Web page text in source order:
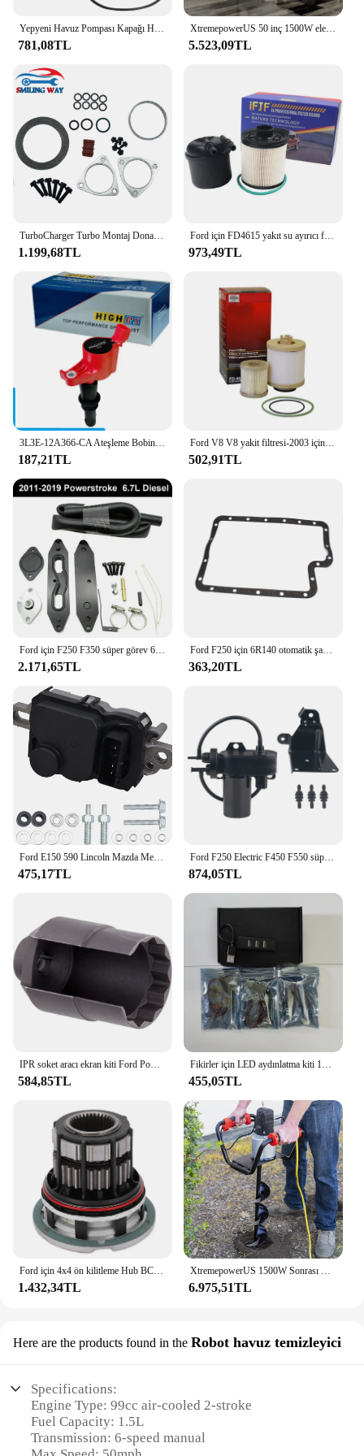
Yepyeni Havuz Pompası Kapağı Havuz Pompası Kapağı Yer Üstü Yüksek Kaliteli Malzeme Splapool Pureline Değiştirme İçin Kullanımı Pratik
781,08TL
XtremepowerUS 50 inç 1500W elektrikli eklemek şömine gömme w/uzaktan kumanda duvara monte gömme renkli alev alanı
5.523,09TL
TurboCharger Turbo Montaj Donanımı Conta Conta Kiti Ford 6.4L Powerstroke F-250 F-350 F-450 F-550 Süper Görev 2008 2009 2010
1.199,68TL
Ford için FD4615 yakıt su ayırıcı filtre 2011-2016 F-250 F-350 F-450 F-550 süper görev 6.7L V8 dizel Powerstroke BC3Z9N184B
973,49TL
187,21TL
Ford V8 V8 yakit filtresi-2003 için FD4616 2007 F250 F250 F450 F550 süper görev alt kaldırıcı pompa filtresi ve üst yakıt kase filtresi
502,91TL
2.171,65TL
Ford F250 için 6R140 otomatik şanzıman filtresi bc3bca098b veya karter kapağı contası f6tz7ford 1a F-350 F-450 F-550 süper görev 2011-2017
363,20TL
475,17TL
Ford F250 Electric F450 F550 süper görev için elektrikli vakum pompası F650 excurgezi E-350 E-450 Dodge Ram 2500 3500 6C3Z2A451A
874,05TL
584,85TL 455,05TL
Ford için 4x4 ön kilitleme Hub BC3Z3B396B F250 Ford F450 F550 süper görev 2005-2016 4WD araba aksesuarları 1 adet
1.432,34TL
XtremepowerUS 1500W Sonrası Delik Kazıcı Toprak Burgu Delik Kazıcı Elektrikli Burgu Kazma Araçları with6 "Kazma Burgu Ucu Matkap Ucu Seti
6.975,51TL
Here are the products found in the Robot havuz temizleyici
Specifications:
Engine Type: 99cc air-cooled 2-stroke
Fuel Capacity: 1.5L
Transmission: 6-speed manual